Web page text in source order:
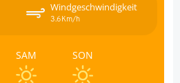
Windgeschwindigkeit
3.6Km/h
SAM SON